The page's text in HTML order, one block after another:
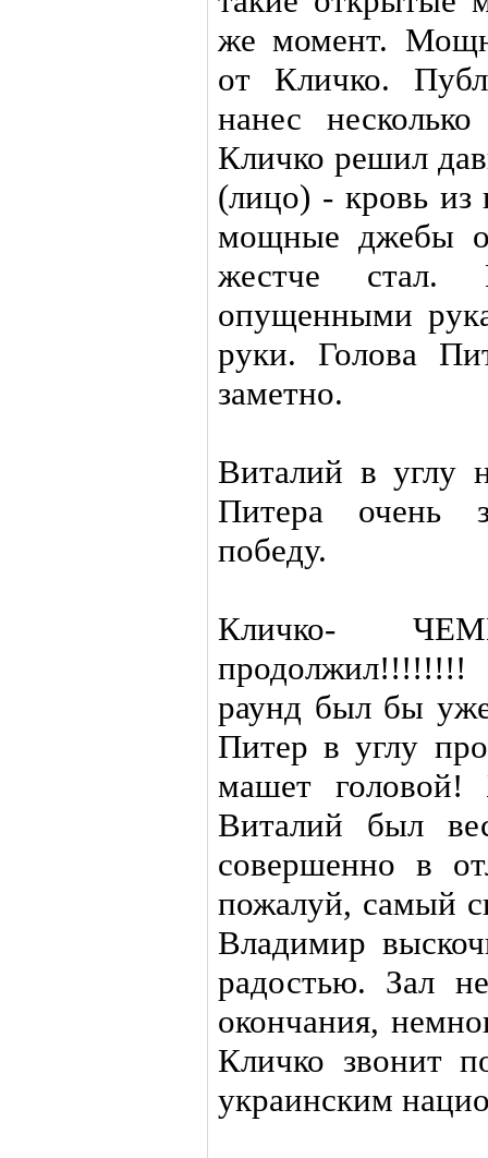
же момент.
от Кличко.
нанес
Кличко решил
(лицо) - кровь из
мощные джебы
жестче стал.
опущенными
руки. Голова
заметно.
Виталий в углу
Питера очень
победу.
Кличко-
раунд был бы
Питер в углу
машет головой!
Виталий был
совершенно в
пожалуй, самый
Владимир
радостью. Зал
окончания,
Кличко звонит
украинским